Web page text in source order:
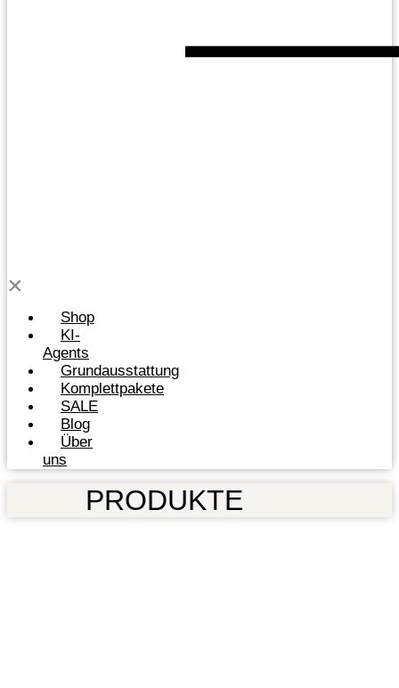
Shop
KI-
Agents
Grundausstattung
Komplettpakete
SALE
Blog
Über
uns
PRODUKTE